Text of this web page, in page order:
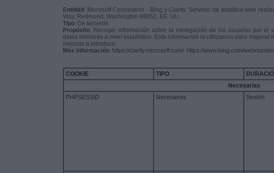
Entidad : Microsoft Corporation - Bing y Clarity. Servicio de analítica web
Way, Redmond, Washington 98052, EE. UU.
Tipo: De terceros
Propósito: Recoger información sobre la navegación de los usuarios por
datos similares a nivel estadístico. Esta información la utilizamos para mejorar
mejoras a introducir.
Más información: https://clarity.microsoft.com/ https://www.bing.com/
COOKIE TIPO
Necesarias
PHPSESSID
Necesarias Sesión